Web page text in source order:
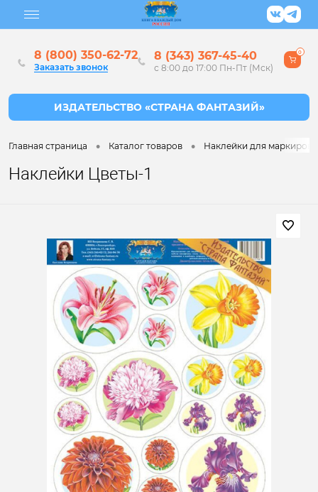
8 (800) 350-62-72
Заказать звонок
8 (343) 367-45-40
с 8:00 до 17:00 Пн-Пт (Мск)
0
Главная страница • Каталог товаров • Наклейки для
Наклейки Цветы-1